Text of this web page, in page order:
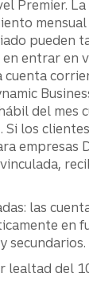
Premier.
pueden
entrar en
cuenta
del mes
Si los
empresas
las
en
secundarios.
lealtad del